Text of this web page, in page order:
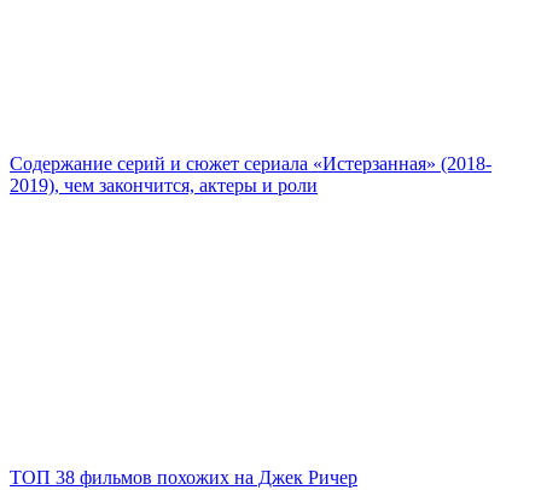
Содержание серий и сюжет сериала «Истерзанная» (2018-
2019), чем закончится, актеры и роли
ТОП 38 фильмов похожих на Джек Ричер